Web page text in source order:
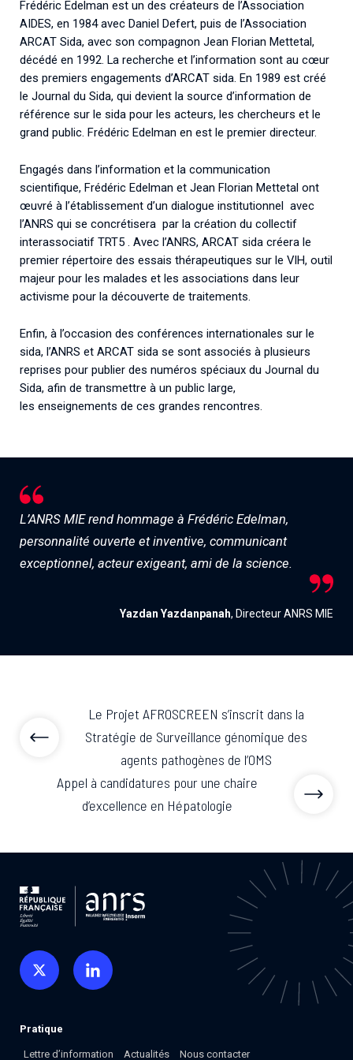
Associations de patient.e.s
Collaboration avec les acteurs communautaires
Cellule Émergence mpox
Ouverte depuis décembre 2023, pour suivre l'épidémie
en RDC, elle reste active suite à des cas à Mayotte et à
La Réunion.
Cellules Émergence
inactives.
Frédéric Edelman est un des créateurs de l’Association
AIDES, en 1984 avec Daniel Defert, puis de l’Association
ARCAT Sida, avec son compagnon Jean Florian Mettetal,
décédé en 1992. La recherche et l’information sont au cœur
des premiers engagements d’ARCAT sida. En 1989 est créé
le Journal du Sida, qui devient la source d’information de
référence sur le sida pour les acteurs, les chercheurs et le
grand public. Frédéric Edelman en est le premier directeur.
Engagés dans l’information et la communication
scientifique, Frédéric Edelman et Jean Florian Mettetal ont
œuvré à l’établissement d’un dialogue institutionnel avec
l’ANRS qui se concrétisera par la création du collectif
interassociatif TRT5 . Avec l’ANRS, ARCAT sida créera le
premier répertoire des essais thérapeutiques sur le VIH, outil
majeur pour les malades et les associations dans leur
activisme pour la découverte de traitements.
Enfin, à l’occasion des conférences internationales sur le
sida, l’ANRS et ARCAT sida se sont associés à plusieurs
reprises pour publier des numéros spéciaux du Journal du
Sida, afin de transmettre à un public large,
les enseignements de ces grandes rencontres.
L’ANRS MIE rend hommage à Frédéric Edelman,
personnalité ouverte et inventive, communicant
exceptionnel, acteur exigeant, ami de la science.
Yazdan Yazdanpanah, Directeur ANRS MIE
Le Projet AFROSCREEN s’inscrit dans la
Stratégie de Surveillance génomique des
agents pathogènes de l’OMS
Appel à candidatures pour une chaire
d’excellence en Hépatologie
Pratique
Lettre d’information Actualités Nous contacter